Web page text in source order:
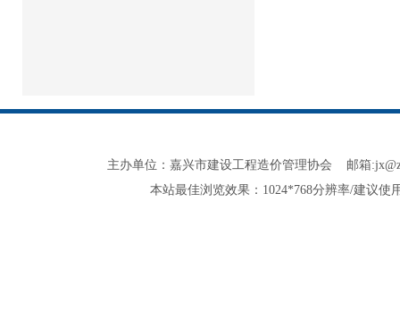
主办单位：嘉兴市建设工程造价管理协会 邮箱
本站最佳浏览效果：1024*768分辨率/建议